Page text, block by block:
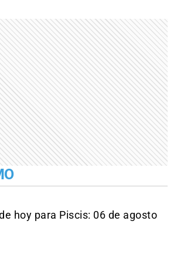
hoy para Piscis: 06 de agosto